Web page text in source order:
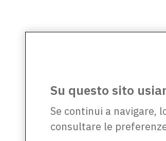
Su questo sito
Se continui a navigare,
consultare le